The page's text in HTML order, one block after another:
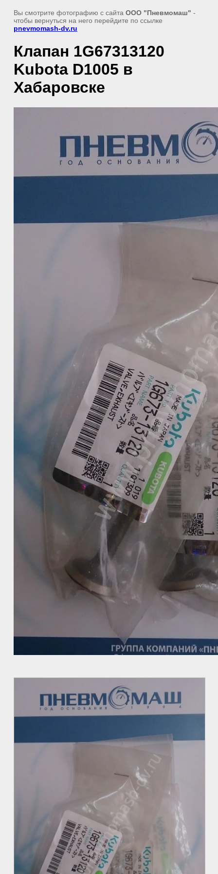
Вы смотрите фотографию с сайта ООО "Пневмомаш" -
чтобы вернуться на него перейдите по ссылке
pnevmomash-dv.ru
Клапан 1G67313120
Kubota D1005 в
Хабаровске